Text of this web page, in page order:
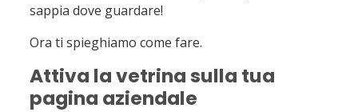
sappia dove guardare!
Ora ti spieghiamo come fare.
Attiva la vetrina sulla tua
pagina aziendale